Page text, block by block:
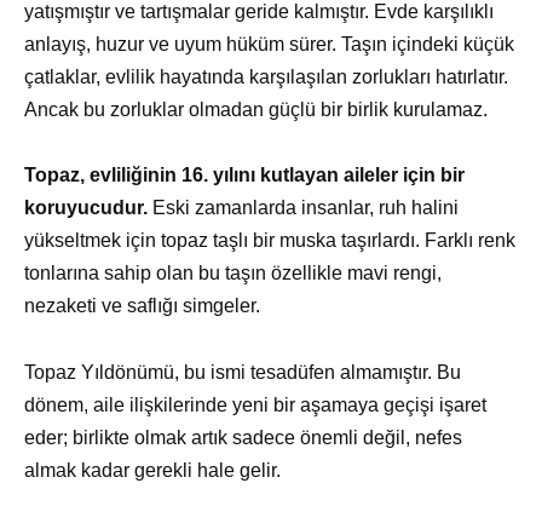
yatışmıştır ve tartışmalar geride kalmıştır. Evde karşılıklı
anlayış, huzur ve uyum hüküm sürer. Taşın içindeki küçük
çatlaklar, evlilik hayatında karşılaşılan zorlukları hatırlatır.
Ancak bu zorluklar olmadan güçlü bir birlik kurulamaz.
Topaz, evliliğinin 16. yılını kutlayan aileler için bir
koruyucudur. Eski zamanlarda insanlar, ruh halini
yükseltmek için topaz taşlı bir muska taşırlardı. Farklı renk
tonlarına sahip olan bu taşın özellikle mavi rengi,
nezaketi ve saflığı simgeler.
Topaz Yıldönümü, bu ismi tesadüfen almamıştır. Bu
dönem, aile ilişkilerinde yeni bir aşamaya geçişi işaret
eder; birlikte olmak artık sadece önemli değil, nefes
almak kadar gerekli hale gelir.